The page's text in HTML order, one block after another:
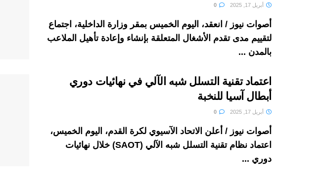
أبريل 17, 2025
أصوات نيوز / انعقد، اليوم الخميس بمقر وزارة الداخلية، اجتماع
لتقييم مدى تقدم الأشغال المتعلقة بإنشاء وإعادة تأهيل الملاعب
بالمدن ...
اعتماد تقنية التسلل شبه الآلي في نهائيات دوري
أبطال آسيا للنخبة
أبريل 17, 2025
أصوات نيوز / أعلن الاتحاد الآسيوي لكرة القدم، اليوم الخميس،
اعتماد نظام تقنية التسلل شبه الآلي (SAOT) خلال نهائيات
دوري ...